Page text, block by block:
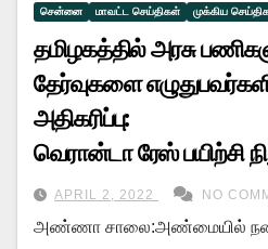
சென்னை மாவட்ட செய்திகள் முக்கிய
தமிழகத்தில் அரசு
தேர்வுகளை
அதிகரிப்பு:
வெரான்டா ரேஸ் பயிற்சி
APRIL 2, 2022 NO
அண்ணா சாலை:அண்மையில்